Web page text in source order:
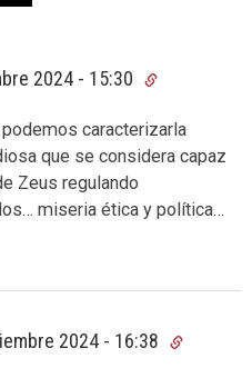
2024 - 15:30
caracterizarla
que se considera capaz
Zeus regulando
miseria ética y política…
2024 - 16:38